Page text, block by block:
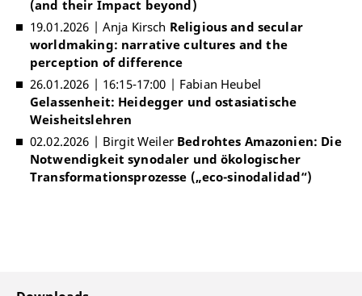
(and their Impact beyond)
19.01.2026 | Anja Kirsch Religious and secular
worldmaking: narrative cultures and the
perception of difference
26.01.2026 | 16:15-17:00 | Fabian Heubel
Gelassenheit: Heidegger und ostasiatische
Weisheitslehren
02.02.2026 | Birgit Weiler Bedrohtes Amazonien: Die
Notwendigkeit synodaler und ökologischer
Transformationsprozesse („eco-sinodalidad“)